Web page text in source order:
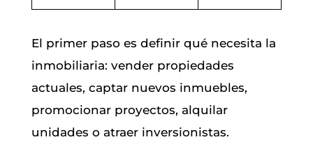
El primer paso es definir qué necesita la
inmobiliaria: vender propiedades
actuales, captar nuevos inmuebles,
promocionar proyectos, alquilar
unidades o atraer inversionistas.